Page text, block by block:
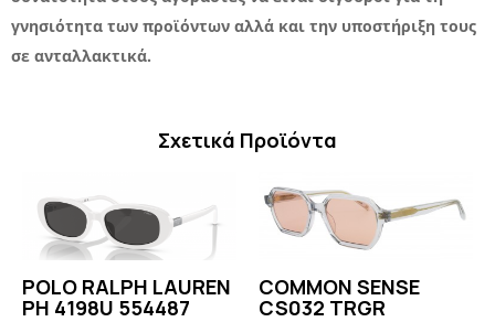
γνησιότητα των προϊόντων αλλά και την υποστήριξη τους
σε ανταλλακτικά.
Σχετικά Προϊόντα
POLO RALPH LAUREN
PH 4198U 554487
COMMON SENSE
CS032 TRGR